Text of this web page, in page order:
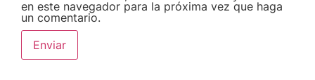
en este navegador para la próxima vez que haga
un comentario.